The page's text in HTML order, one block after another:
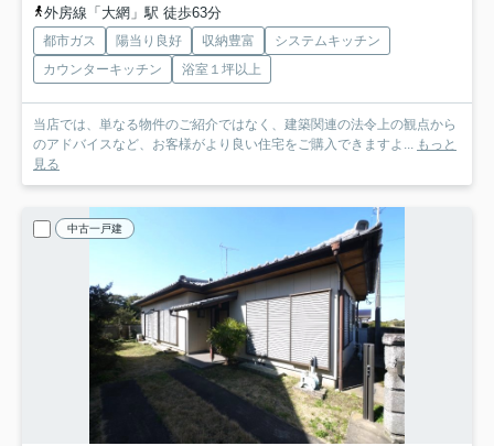
外房線「大網」駅 徒歩63分
都市ガス 陽当り良好 収納豊富
システムキッチン
カウンターキッチン
浴室１坪以上
当店では、単なる物件のご紹介ではなく、建築関連の法令上の観点から
のアドバイスなど、お客様がより良い住宅をご購入できますよ...
もっと
見る
中古一戸建